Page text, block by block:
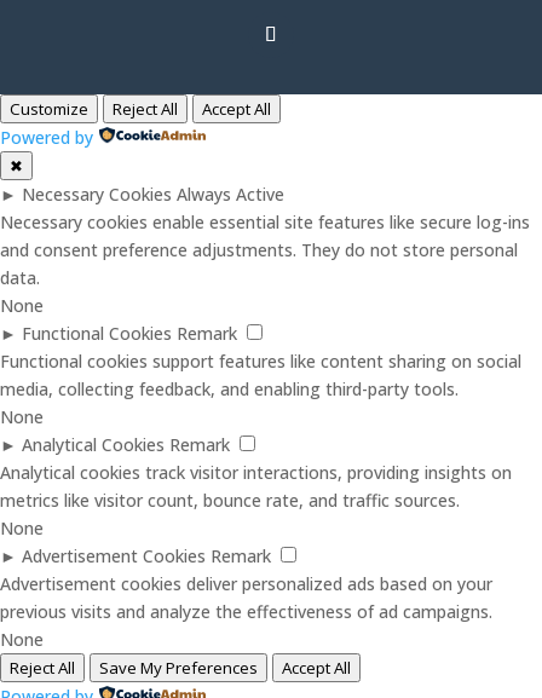
Customize Reject All Accept All
Powered by
✖
► Necessary Cookies Always Active
Necessary cookies enable essential site features like secure log-ins
and consent preference adjustments. They do not store personal
data.
None
► Functional Cookies Remark
Functional cookies support features like content sharing on social
media, collecting feedback, and enabling third-party tools.
None
► Analytical Cookies Remark
Analytical cookies track visitor interactions, providing insights on
metrics like visitor count, bounce rate, and traffic sources.
None
► Advertisement Cookies Remark
Advertisement cookies deliver personalized ads based on your
previous visits and analyze the effectiveness of ad campaigns.
None
Reject All Save My Preferences Accept All